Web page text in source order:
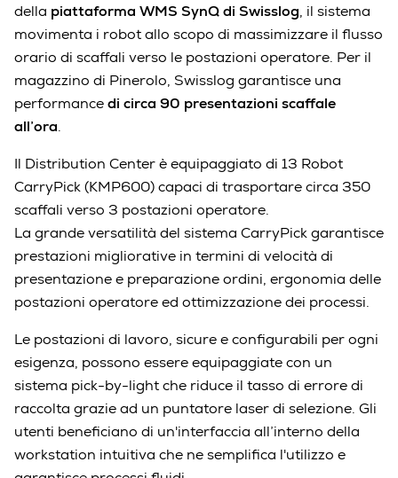
della piattaforma WMS SynQ di Swisslog, il sistema
movimenta i robot allo scopo di massimizzare il flusso
orario di scaffali verso le postazioni operatore. Per il
magazzino di Pinerolo, Swisslog garantisce una
performancedi circa 90 presentazioni scaffale
all’ora.
Il Distribution Center è equipaggiato di 13 Robot
CarryPick (KMP600) capaci di trasportare circa 350
scaffali verso 3 postazioni operatore.
La grande versatilità del sistema CarryPick garantisce
prestazioni migliorative in termini di velocità di
presentazione e preparazione ordini, ergonomia delle
postazioni operatore ed ottimizzazione dei processi.
Le postazioni di lavoro, sicure e configurabili per ogni
esigenza, possono essere equipaggiate con un
sistema pick-by-light che riduce il tasso di errore di
raccolta grazie ad un puntatore laser di selezione. Gli
utenti beneficiano di un'interfaccia all’interno della
workstation intuitiva che ne semplifica l'utilizzo e